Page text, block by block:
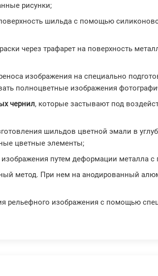
рисунки;
шильда с помощью
через трафарет на поверхность
изображения на специально
полноцветные изображения
чернил, которые застывают под
шильдов цветной эмали в
цветные элементы;
изображения путем деформации металла
метод. При нем на анодированный
рельефного изображения с помощью